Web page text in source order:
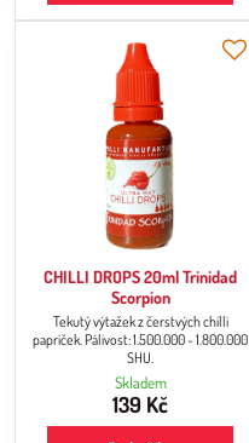
CHILLI DROPS 20ml Trinidad
Scorpion
Tekutý výtažek z čerstvých chilli
papriček. Pálivost: 1.500.000 - 1.800.000
SHU.
Skladem
139 Kč